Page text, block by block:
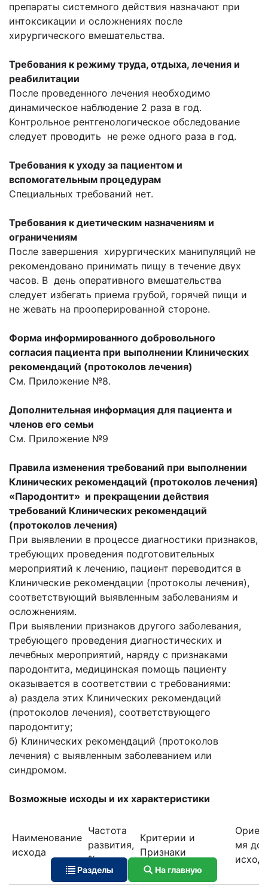
препараты системного действия назначают при
интоксикации и осложнениях после
хирургического вмешательства.
Требования к режиму труда, отдыха, лечения и
реабилитации
После проведенного лечения необходимо
динамическое наблюдение 2 раза в год.
Контрольное рентгенологическое обследование
следует проводить не реже одного раза в год.
Требования к уходу за пациентом и
вспомогательным процедурам
Специальных требований нет.
Требования к диетическим назначениям и
ограничениям
После завершения хирургических манипуляций не
рекомендовано принимать пищу в течение двух
часов. В день оперативного вмешательства
следует избегать приема грубой, горячей пищи и
не жевать на прооперированной стороне.
Форма информированного добровольного
согласия пациента при выполнении Клинических
рекомендаций (протоколов лечения)
См. Приложение №8.
Дополнительная информация для пациента и
членов его семьи
См. Приложение №9
Правила изменения требований при выполнении
Клинических рекомендаций (протоколов лечения)
«Пародонтит» и прекращении действия
требований Клинических рекомендаций
(протоколов лечения)
При выявлении в процессе диагностики при­знаков,
требующих проведения подготовительных
мероприятий к лечению, пациент переводит­ся в
Клинические рекомендации (протоколы лечения),
соответствующий выявленным заболеваниям и
осложнениям.
При выявлении признаков другого заболева­ния,
требующего проведения диагностических и
лечебных мероприятий, наряду с признаками
пародонтита, медицинская помощь пациенту
оказывается в соответствии с требованиями:
а) раздела этих Клинических рекомендаций
(протоколов лечения), соответствующего
пародонтиту;
б) Клинических рекомендаций (протоколов
лечения) с выявленным заболеванием или
синдромом.
Возможные исходы и их характеристики
Наименование
исхода
Частота
развития,
%
Критерии и
Признаки
мя
Разделы На главную